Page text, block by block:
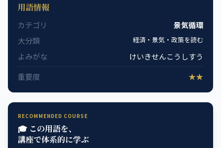
用語情報
カテゴリ
景気循環
大分類
経済・景気・政策を読む
よみがな
けいきせんこうしすう
重要度
★★
RECOMMENDED COURSE
🎓 この用語を、
講座で体系的に学ぶ